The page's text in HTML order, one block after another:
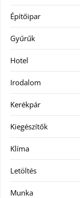
Építőipar
Gyűrűk
Hotel
Irodalom
Kerékpár
Kiegészítők
Klíma
Letöltés
Munka